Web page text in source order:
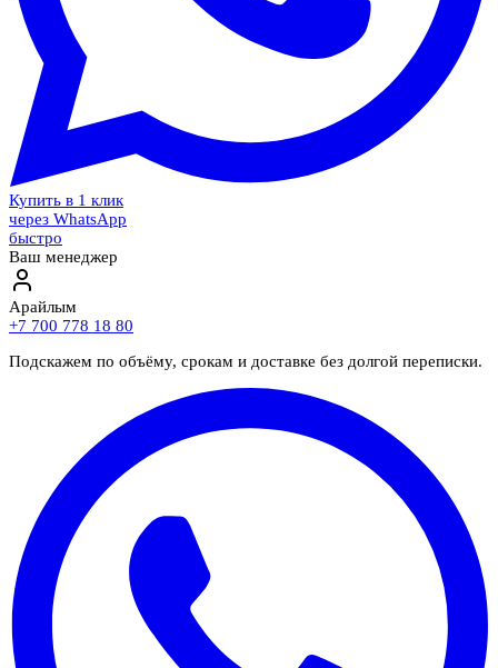
Купить в 1 клик
через WhatsApp
быстро
Ваш менеджер
Арайлым
+7 700 778 18 80
Подскажем по объёму, срокам и доставке без долгой переписки.